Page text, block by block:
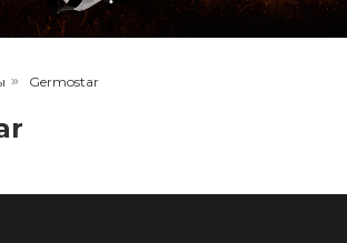
» Germostar